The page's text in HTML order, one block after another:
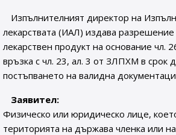
Изпълнителният директор на
лекарствата (ИАЛ) издава разрешение
лекарствен продукт на основание чл.
връзка с чл. 23, ал. 3 от ЗЛПХМ в срок
постъпването на валидна
Заявител:
Физическо или юридическо лице,
територията на държава членка или